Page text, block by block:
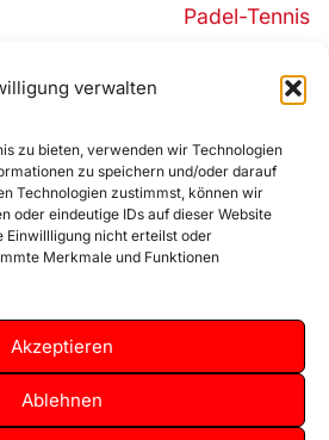
verwalten
zu bieten, verwenden wir Technologien
zu speichern und/oder darauf
Technologien zustimmst, können wir
oder eindeutige IDs auf dieser Website
Einwillligung nicht erteilst oder
Merkmale und Funktionen
Akzeptieren
Ablehnen
Nächster
Padel-Tennis